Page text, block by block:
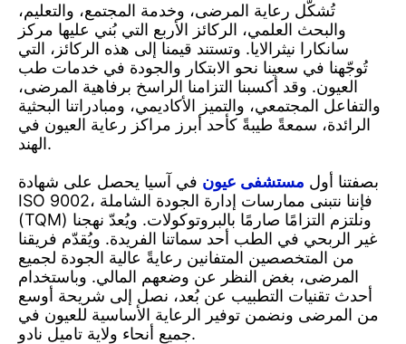
تُشكّل رعاية المرضى، وخدمة المجتمع، والتعليم،
والبحث العلمي، الركائز الأربع التي بُني عليها مركز
سانكارا نيثرالايا. وتستند قيمنا إلى هذه الركائز، التي
تُوجّهنا في سعينا نحو الابتكار والجودة في خدمات طب
العيون. وقد أكسبنا التزامنا الراسخ برفاهية المرضى،
والتفاعل المجتمعي، والتميز الأكاديمي، ومبادراتنا البحثية
الرائدة، سمعةً طيبةً كأحد أبرز مراكز رعاية العيون في
الهند.
بصفتنا أول مستشفى عيون في آسيا يحصل على شهادة
ISO 9002، فإننا نتبنى ممارسات إدارة الجودة الشاملة
(TQM) ونلتزم التزامًا صارمًا بالبروتوكولات. ويُعدّ نهجنا
غير الربحي في الطب أحد سماتنا الفريدة. ويُقدّم فريقنا
من المتخصصين المتفانين رعايةً عالية الجودة لجميع
المرضى، بغض النظر عن وضعهم المالي. وباستخدام
أحدث تقنيات التطبيب عن بُعد، نصل إلى شريحة أوسع
من المرضى ونضمن توفير الرعاية الأساسية للعيون في
جميع أنحاء ولاية تاميل نادو.